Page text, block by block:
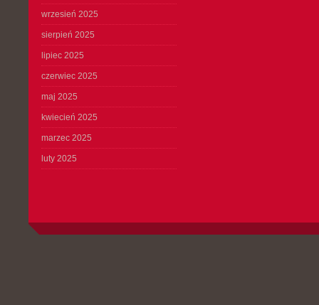
wrzesień 2025
sierpień 2025
lipiec 2025
czerwiec 2025
maj 2025
kwiecień 2025
marzec 2025
luty 2025